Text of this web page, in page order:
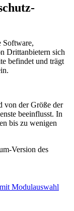
Software,
Drittanbietern sich
befindet und trägt
von der Größe der
beeinflusst. In
bis zu wenigen
Version des
Modulauswahl